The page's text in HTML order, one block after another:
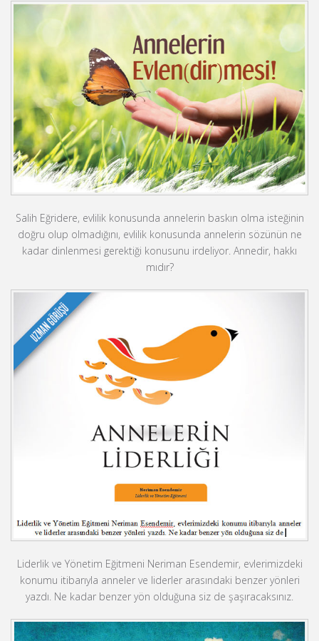
Salih Eğridere, evlilik konusunda annelerin baskın olma isteğinin
doğru olup olmadığını, evlilik konusunda annelerin sözünün ne
kadar dinlenmesi gerektiği konusunu irdeliyor. Annedir, hakkı
mıdır?
Liderlik ve Yönetim Eğitmeni Neriman Esendemir, evlerimizdeki
konumu itibarıyla anneler ve liderler arasındaki benzer yönleri
yazdı. Ne kadar benzer yön olduğuna siz de şaşıracaksınız.